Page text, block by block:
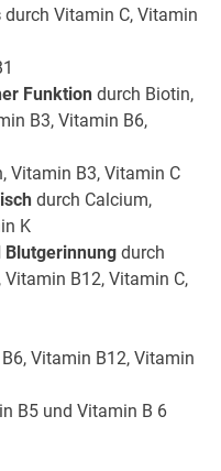
durch Vitamin C, Vitamin
Funktiondurch Biotin,
B3, Vitamin B6,
Vitamin B3, Vitamin C
durch Calcium,
K
Blutgerinnungdurch
B12, Vitamin C,
Vitamin B12, Vitamin
B5 und Vitamin B 6